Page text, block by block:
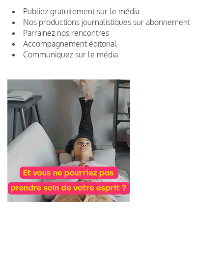
Publiez gratuitement sur le média
Nos productions journalistiques sur abonnement
Parrainez nos rencontres
Accompagnement éditorial
Communiquez sur le média